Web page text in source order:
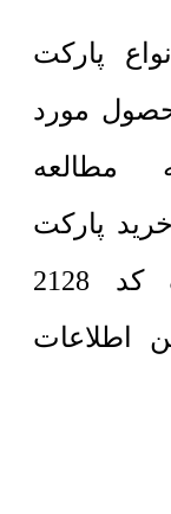
پارکت
مورد
مطالعه
پارکت
لمینت گرین لایف کد 2128
اطلاعات